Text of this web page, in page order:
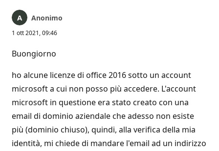
Anonimo
1 ott 2021, 09:46
Buongiorno
ho alcune licenze di office 2016 sotto un account
microsoft a cui non posso più accedere. L'account
microsoft in questione era stato creato con una
email di dominio aziendale che adesso non esiste
più (dominio chiuso), quindi, alla verifica della mia
identità, mi chiede di mandare l'email ad un indirizzo